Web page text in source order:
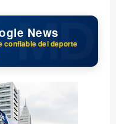
News
confiable del deporte